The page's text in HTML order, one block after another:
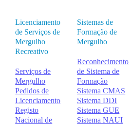
Licenciamento
de Serviços de
Mergulho
Recreativo
Serviços de
Mergulho
Pedidos de
Licenciamento
Registo
Nacional de
Sistemas de
Formação de
Mergulho
Reconhecimento
de Sistema de
Formação
Sistema CMAS
Sistema DDI
Sistema GUE
Sistema NAUI